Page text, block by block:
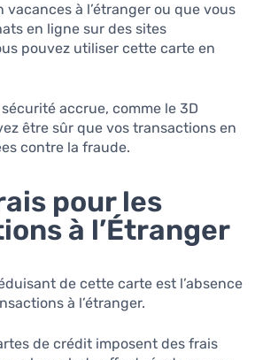
vacances à l’étranger ou que vous
en ligne sur des sites
pouvez utiliser cette carte en
accrue, comme le 3D
être sûr que vos transactions en
contre la fraude.
pour les
à l’Étranger
de cette carte est l’absence
à l’étranger.
de crédit imposent des frais